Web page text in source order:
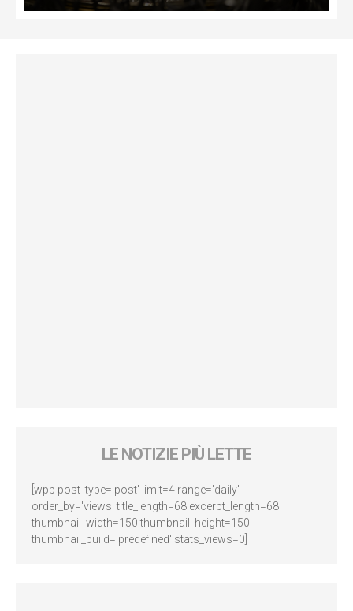
LE NOTIZIE PIÙ LETTE
[wpp post_type='post' limit=4 range='daily'
order_by='views' title_length=68 excerpt_length=68
thumbnail_width=150 thumbnail_height=150
thumbnail_build='predefined' stats_views=0]